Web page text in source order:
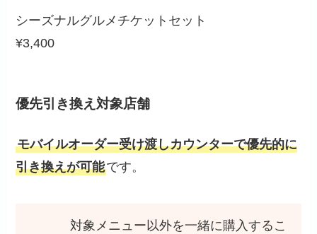
シーズナルグルメチケットセット
¥3,400
優先引き換え対象店舗
モバイルオーダー受け渡しカウンターで優先的に
引き換えが可能です。
対象メニュー以外を一緒に購入するこ